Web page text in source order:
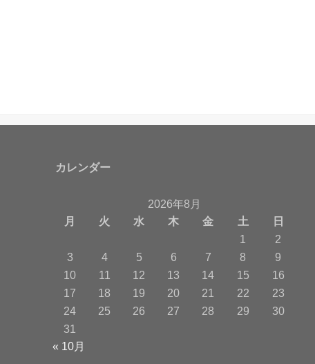
カレンダー
2026年8月
月
火 水 木 金 土
日
1
2
3
4 5 6 7 8
9
10
11 12 13 14 15
16
17
18 19 20 21 22
23
24
25 26 27 28 29
30
31
« 10月